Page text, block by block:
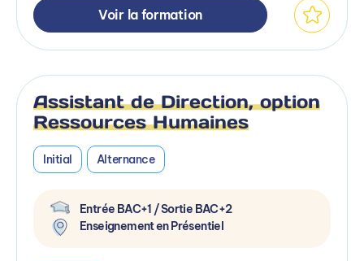
Voir la formation
Assistant de Direction, option
Ressources Humaines
Initial Alternance
Entrée BAC+1 / Sortie BAC+2
Enseignement en Présentiel